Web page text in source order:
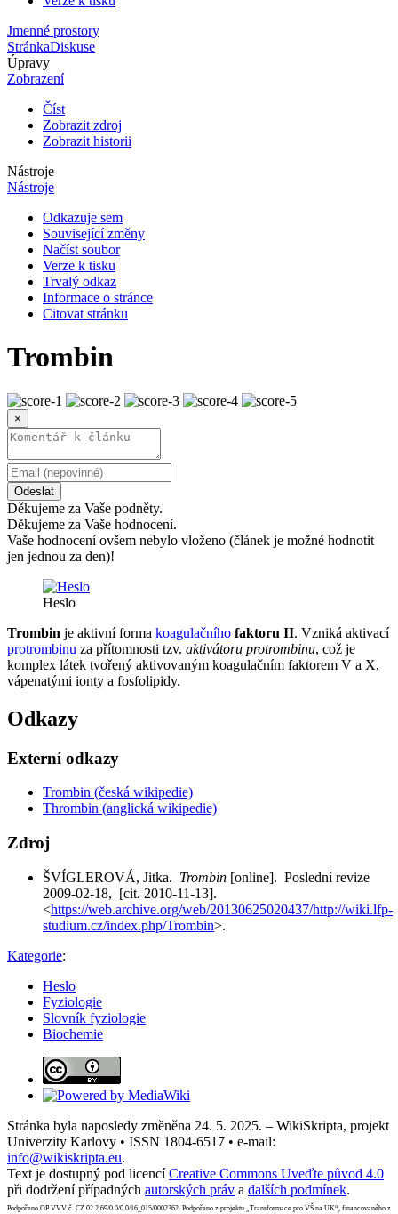
Jmenné prostory
StránkaDiskuse
Úpravy
Zobrazení
Číst
Zobrazit zdroj
Zobrazit historii
Nástroje
Nástroje
Odkazuje sem
Související změny
Načíst soubor
Verze k tisku
Trvalý odkaz
Informace o stránce
Citovat stránku
Trombin
×
Odeslat
Děkujeme za Vaše podněty.
Děkujeme za Vaše hodnocení.
Vaše hodnocení ovšem nebylo vloženo (článek je možné hodnotit
jen jednou za den)!
Heslo
Trombin je aktivní forma koagulačního faktoru II. Vzniká aktivací
protrombinu za přítomnosti tzv. aktivátoru protrombinu, což je
komplex látek tvořený aktivovaným koagulačním faktorem V a X,
vápenatými ionty a fosfolipidy.
Odkazy
Externí odkazy
Trombin (česká wikipedie)
Thrombin (anglická wikipedie)
Zdroj
ŠVÍGLEROVÁ, Jitka. Trombin [online]. Poslední revize
2009-02-18, [cit. 2010-11-13].
<https://web.archive.org/web/20130625020437/http://wiki.lfp-
studium.cz/index.php/Trombin>.
Kategorie:
Heslo
Fyziologie
Slovník fyziologie
Biochemie
Stránka byla naposledy změněna 24. 5. 2025. – WikiSkripta, projekt
Univerzity Karlovy • ISSN 1804-6517 • e-mail:
info@wikiskripta.eu.
Text je dostupný pod licencíCreative Commons Uveďte původ 4.0
při dodržení případných autorských práv a dalších podmínek.
Podpořeno OP VVV č. CZ.02.2.69/0.0/0.0/16_015/0002362. Podpořeno z projektu „Transformace pro VŠ na UK“, financovaného z